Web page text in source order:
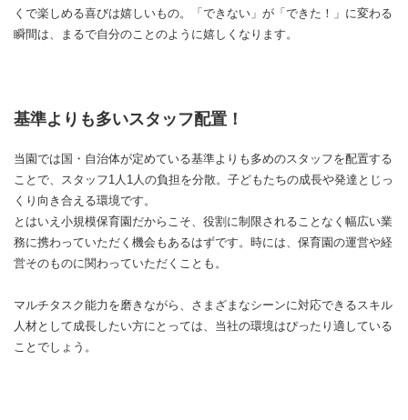
くで楽しめる喜びは嬉しいもの。「できない」が「できた！」に変わる
瞬間は、まるで自分のことのように嬉しくなります。
基準よりも多いスタッフ配置！
当園では国・自治体が定めている基準よりも多めのスタッフを配置する
ことで、スタッフ1人1人の負担を分散。子どもたちの成長や発達とじっ
くり向き合える環境です。
とはいえ小規模保育園だからこそ、役割に制限されることなく幅広い業
務に携わっていただく機会もあるはずです。時には、保育園の運営や経
営そのものに関わっていただくことも。
マルチタスク能力を磨きながら、さまざまなシーンに対応できるスキル
人材として成長したい方にとっては、当社の環境はぴったり適している
ことでしょう。